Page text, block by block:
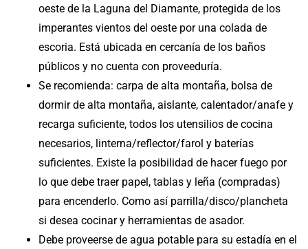
oeste de la Laguna del Diamante, protegida de los
imperantes vientos del oeste por una colada de
escoria. Está ubicada en cercanía de los baños
públicos y no cuenta con proveeduría.
Se recomienda: carpa de alta montaña, bolsa de
dormir de alta montaña, aislante, calentador/anafe y
recarga suficiente, todos los utensilios de cocina
necesarios, linterna/reflector/farol y baterías
suficientes. Existe la posibilidad de hacer fuego por
lo que debe traer papel, tablas y leña (compradas)
para encenderlo. Como así parrilla/disco/plancheta
si desea cocinar y herramientas de asador.
Debe proveerse de agua potable para su estadía en el